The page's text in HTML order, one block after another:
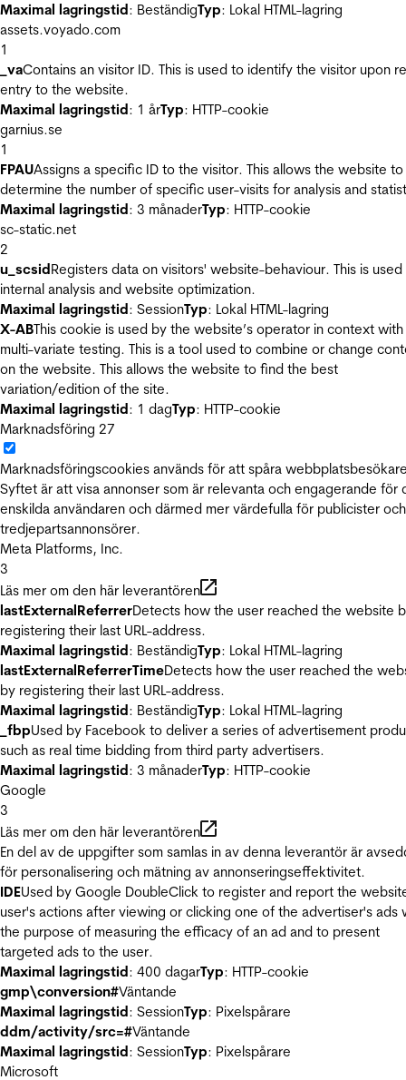
Maximal lagringstid: BeständigTyp: Lokal HTML-lagring
assets.voyado.com
1
_vaContains an visitor ID. This is used to identify the visitor upon
entry to the website.
Maximal lagringstid: 1 årTyp: HTTP-cookie
garnius.se
1
FPAUAssigns a specific ID to the visitor. This allows the website to
determine the number of specific user-visits for analysis and
Maximal lagringstid: 3 månaderTyp: HTTP-cookie
sc-static.net
2
u_scsidRegisters data on visitors' website-behaviour. This is
internal analysis and website optimization.
Maximal lagringstid: SessionTyp: Lokal HTML-lagring
X-ABThis cookie is used by the website’s operator in context with
multi-variate testing. This is a tool used to combine or change
on the website. This allows the website to find the best
variation/edition of the site.
Maximal lagringstid: 1 dagTyp: HTTP-cookie
Marknadsföring 27
Marknadsföringscookies används för att spåra
Syftet är att visa annonser som är relevanta och engagerande för
enskilda användaren och därmed mer värdefulla för publicister och
tredjepartsannonsörer.
Meta Platforms, Inc.
3
Läs mer om den här leverantören
lastExternalReferrerDetects how the user reached the website
registering their last URL-address.
Maximal lagringstid: BeständigTyp: Lokal HTML-lagring
lastExternalReferrerTimeDetects how the user reached the
by registering their last URL-address.
Maximal lagringstid: BeständigTyp: Lokal HTML-lagring
_fbpUsed by Facebook to deliver a series of advertisement
such as real time bidding from third party advertisers.
Maximal lagringstid: 3 månaderTyp: HTTP-cookie
Google
3
Läs mer om den här leverantören
En del av de uppgifter som samlas in av denna leverantör är
för personalisering och mätning av annonseringseffektivitet.
IDEUsed by Google DoubleClick to register and report the
user's actions after viewing or clicking one of the advertiser's ads
the purpose of measuring the efficacy of an ad and to present
targeted ads to the user.
Maximal lagringstid: 400 dagarTyp: HTTP-cookie
gmp\conversion#Väntande
Maximal lagringstid: SessionTyp: Pixelspårare
ddm/activity/src=#Väntande
Maximal lagringstid: SessionTyp: Pixelspårare
Microsoft